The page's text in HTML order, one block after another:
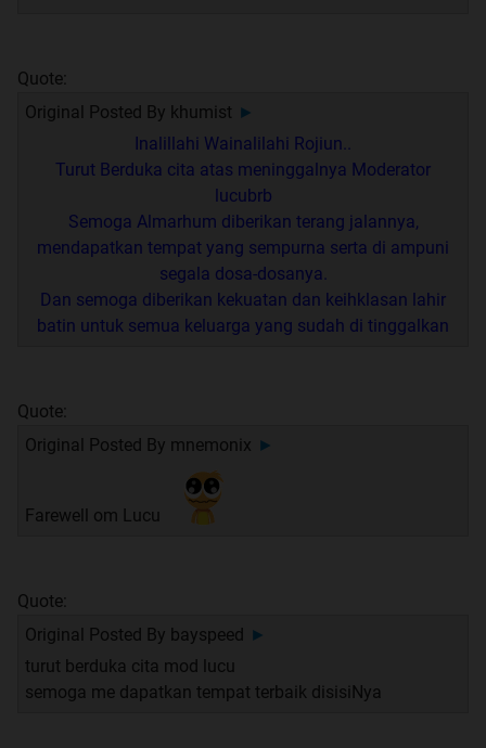
Quote:
Original Posted By khumist ►
Inalillahi Wainalilahi Rojiun..
Turut Berduka cita atas meninggalnya Moderator
lucubrb
Semoga Almarhum diberikan terang jalannya,
mendapatkan tempat yang sempurna serta di ampuni
segala dosa-dosanya.
Dan semoga diberikan kekuatan dan keihklasan lahir
batin untuk semua keluarga yang sudah di tinggalkan
Quote:
Original Posted By mnemonix ►
Farewell om Lucu
Quote:
Original Posted By bayspeed ►
turut berduka cita mod lucu
semoga me dapatkan tempat terbaik disisiNya